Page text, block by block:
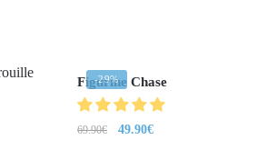
-29%
Figurine Chase
69.90€ 49.90€